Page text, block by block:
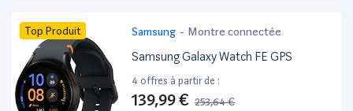
Top Produit Samsung - Montre connectée
Samsung Galaxy Watch FE GPS
4 offres à partir de :
139,99 € 253,64 €